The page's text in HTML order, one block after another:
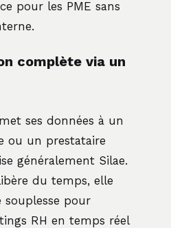
pour les PME sans
complète via un
ses données à un
ou un prestataire
généralement Silae.
du temps, elle
pour
RH en temps réel